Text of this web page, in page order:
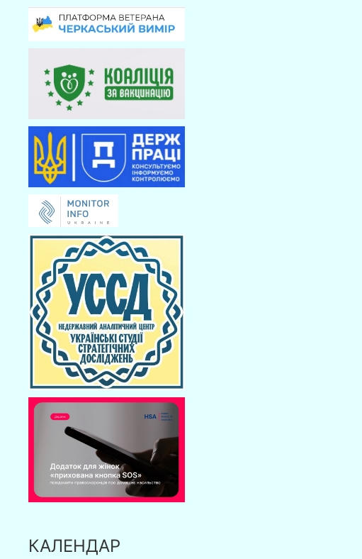
КАЛЕНДАР